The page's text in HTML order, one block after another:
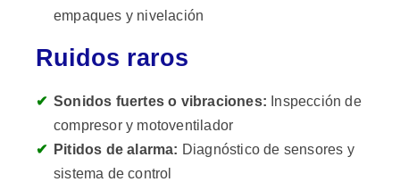
empaques y nivelación
Ruidos raros
Sonidos fuertes o vibraciones: Inspección de
compresor y motoventilador
Pitidos de alarma: Diagnóstico de sensores y
sistema de control